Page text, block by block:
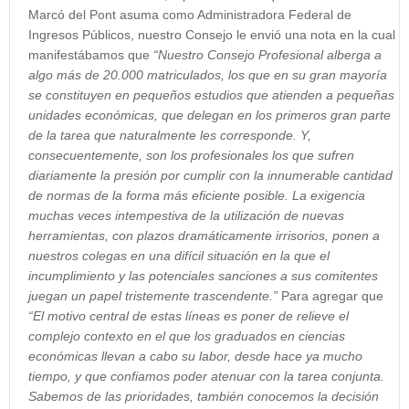
Marcó del Pont asuma como Administradora Federal de
Ingresos Públicos, nuestro Consejo le envió una nota en la cual
manifestábamos que “Nuestro Consejo Profesional alberga a
algo más de 20.000 matriculados, los que en su gran mayoría
se constituyen en pequeños estudios que atienden a pequeñas
unidades económicas, que delegan en los primeros gran parte
de la tarea que naturalmente les corresponde. Y,
consecuentemente, son los profesionales los que sufren
diariamente la presión por cumplir con la innumerable cantidad
de normas de la forma más eficiente posible. La exigencia
muchas veces intempestiva de la utilización de nuevas
herramientas, con plazos dramáticamente irrisorios, ponen a
nuestros colegas en una difícil situación en la que el
incumplimiento y las potenciales sanciones a sus comitentes
juegan un papel tristemente trascendente.” Para agregar que
“El motivo central de estas líneas es poner de relieve el
complejo contexto en el que los graduados en ciencias
económicas llevan a cabo su labor, desde hace ya mucho
tiempo, y que confiamos poder atenuar con la tarea conjunta.
Sabemos de las prioridades, también conocemos la decisión